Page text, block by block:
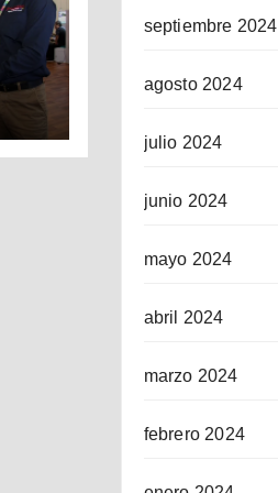
septiembre 2024
agosto 2024
julio 2024
junio 2024
mayo 2024
abril 2024
marzo 2024
febrero 2024